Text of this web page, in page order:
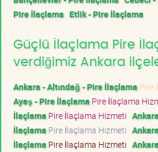
Pire İlaçlama Etlik - Pire İlaçlama
Güçlü İlaçlama Pire
verdiğimiz Ankara
Ankara - Altındağ - Pire İlaçlama Pire
Ayaş - Pire İlaçlama Pire İlaçlama
İlaçlama Pire İlaçlama Hizmeti
İlaçlama Pire İlaçlama Hizmeti
İlaçlama Pire İlaçlama Hizmeti